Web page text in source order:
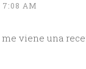
7:08 AM
viene una